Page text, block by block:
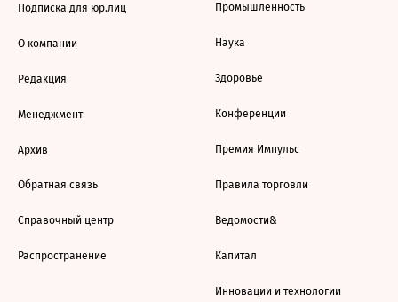
Подписка для юр.лиц
О компании
Редакция
Менеджмент
Архив
Обратная связь
Справочный центр
Распространение
Промышленность
Наука
Здоровье
Конференции
Премия Импульс
Правила торговли
Ведомости&
Капитал
Инновации и технологии